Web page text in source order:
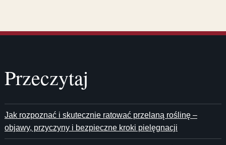
Przeczytaj
Jak rozpoznać i skutecznie ratować przelaną roślinę –
objawy, przyczyny i bezpieczne kroki pielęgnacji